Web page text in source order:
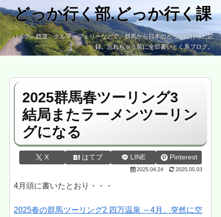
どっか行く部.どっか行く課
バイク、鉄道、クルマ、フェリーなどで、群馬から日本のどっかに行った記
録。忘れちゃう前に全部書いとく系ブログ。
2025群馬春ツーリング3
結局またラーメンツーリン
グになる
X はてブ LINE Pinterest
2025.04.24 2025.05.03
4月頭に書いたとおり・・・
2025春の群馬ツーリング2 四万温泉 ～4月、突然に空